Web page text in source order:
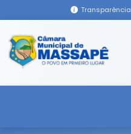
Transparência